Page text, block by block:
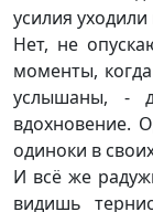
усилия уходили
Нет, не
моменты,
услышаны, -
вдохновение.
одиноки в
И всё же
видишь